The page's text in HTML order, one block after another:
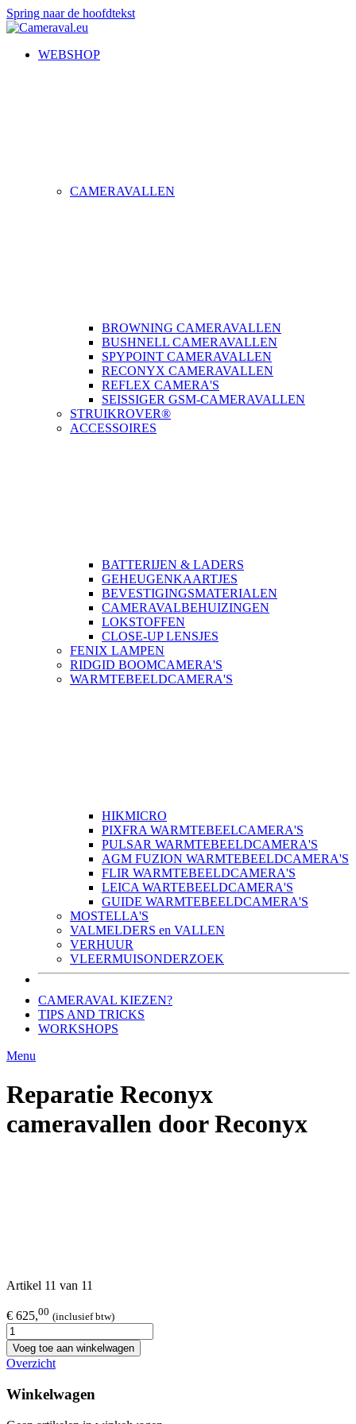
Spring naar de hoofdtekst
WEBSHOP
CAMERAVALLEN
BROWNING CAMERAVALLEN
BUSHNELL CAMERAVALLEN
SPYPOINT CAMERAVALLEN
RECONYX CAMERAVALLEN
REFLEX CAMERA'S
SEISSIGER GSM-CAMERAVALLEN
STRUIKROVER®
ACCESSOIRES
BATTERIJEN & LADERS
GEHEUGENKAARTJES
BEVESTIGINGSMATERIALEN
CAMERAVALBEHUIZINGEN
LOKSTOFFEN
CLOSE-UP LENSJES
FENIX LAMPEN
RIDGID BOOMCAMERA'S
WARMTEBEELDCAMERA'S
HIKMICRO
PIXFRA WARMTEBEELCAMERA'S
PULSAR WARMTEBEELDCAMERA'S
AGM FUZION WARMTEBEELDCAMERA'S
FLIR WARMTEBEELDCAMERA'S
LEICA WARTEBEELDCAMERA'S
GUIDE WARMTEBEELDCAMERA'S
MOSTELLA'S
VALMELDERS en VALLEN
VERHUUR
VLEERMUISONDERZOEK
CAMERAVAL KIEZEN?
TIPS AND TRICKS
WORKSHOPS
Menu
Reparatie Reconyx
cameravallen door Reconyx
Artikel 11 van 11
€ 625,00 (inclusief btw)
Voeg toe aan winkelwagen
Overzicht
Winkelwagen